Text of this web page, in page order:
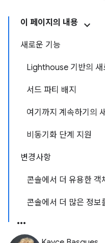
이 페이지의 내용
새로운 기능
Lighthouse 기반의 새
서드 파티 배지
여기까지 계속하기의
비동기화 단계 지원
변경사항
콘솔에서 더 유용한 객
콘솔에서 더 많은 정